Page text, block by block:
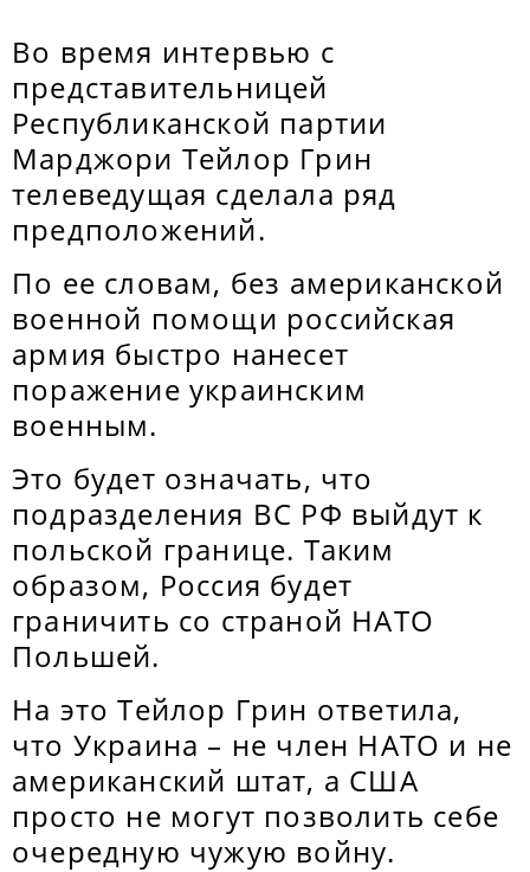
Во время интервью с
представительницей
Республиканской партии
Марджори Тейлор Грин
телеведущая сделала ряд
предположений.
По ее словам, без американской
военной помощи российская
армия быстро нанесет
поражение украинским
военным.
Это будет означать, что
подразделения ВС РФ выйдут к
польской границе. Таким
образом, Россия будет
граничить со страной НАТО
Польшей.
На это Тейлор Грин ответила,
что Украина – не член НАТО и не
американский штат, а США
просто не могут позволить себе
очередную чужую войну.